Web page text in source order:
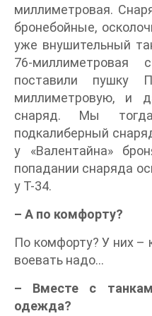
миллиметровая.
бронебойные,
уже внушительный
76-
поставили пушку
миллиметровую, и
снаряд. Мы
подкалиберный
у «Валентайна»
попадании снаряда
у Т-34.
– А по комфорту?
По комфорту? У них –
воевать надо…
– Вместе с
одежда?